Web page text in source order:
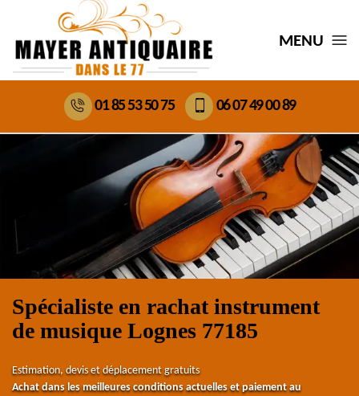
MENU
01 85 53 50 75 06 07 49 00 89
Spécialiste en rachat instrument
de musique Lognes 77185
Estimation, devis et déplacement gratuits
Achat dans les meilleures conditions actuelles et paiement au